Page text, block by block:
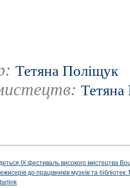
Тетяна Поліщук
IX фестиваль високого мистецтва
до працівників музеїв та